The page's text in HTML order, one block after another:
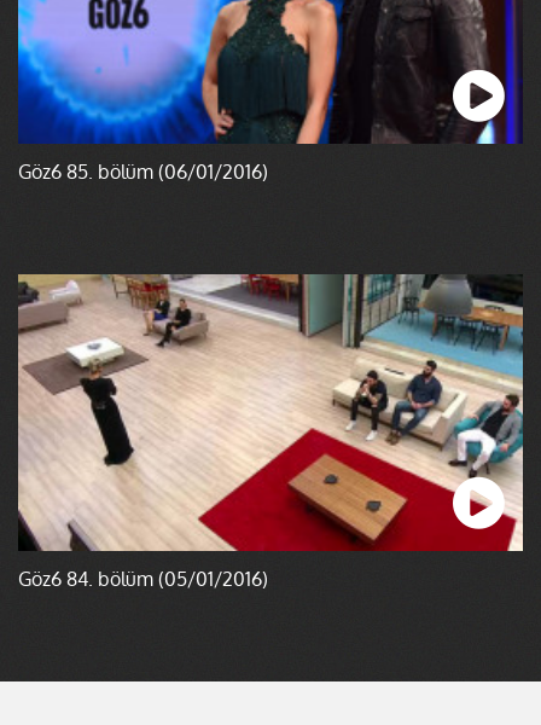
Göz6 85. bölüm (06/01/2016)
Göz6 84. bölüm (05/01/2016)